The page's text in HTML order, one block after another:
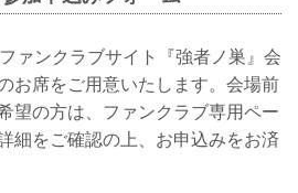
ァンクラブサイト『強者ノ巣』会
お席をご用意いたします。会場前
望の方は、ファンクラブ専用ペー
細をご確認の上、お申込みをお済